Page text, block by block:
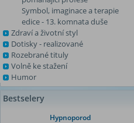
Symbol, imaginace a terapie
edice - 13. komnata duše
Zdraví a životní styl
Dotisky - realizované
Rozebrané tituly
Volně ke stažení
Humor
Bestselery
Hypnoporod